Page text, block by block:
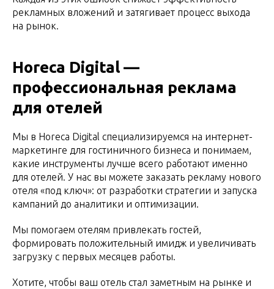
рекламных вложений и затягивает процесс выхода
на рынок.
Horeca Digital —
профессиональная реклама
для отелей
Мы в Horeca Digital специализируемся на интернет-
маркетинге для гостиничного бизнеса и понимаем,
какие инструменты лучше всего работают именно
для отелей. У нас вы можете заказать рекламу нового
отеля «под ключ»: от разработки стратегии и запуска
кампаний до аналитики и оптимизации.
Мы помогаем отелям привлекать гостей,
формировать положительный имидж и увеличивать
загрузку с первых месяцев работы.
Хотите, чтобы ваш отель стал заметным на рынке и